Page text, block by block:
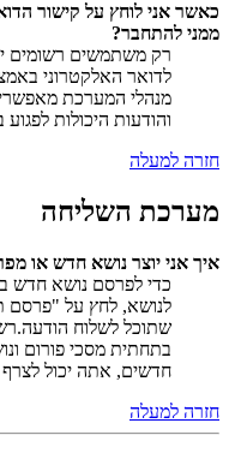
כאשר אני לוחץ על קישור
ממני להתחבר?
רק משתמשים רשומים
לדואר האלקטרוני
מנהלי המערכת
והודעות היכולות
חזרה למעלה
מערכת השליחה
איך אני יוצר נושא חדש או
כדי לפרסם נושא חדש
לנושא, לחץ על "פרסם
שתוכל לשלוח
בתחתית מסכי פורום
חדשים, אתה יכול
חזרה למעלה